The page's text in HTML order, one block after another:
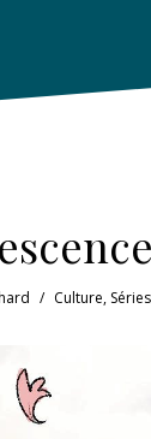
Culture,